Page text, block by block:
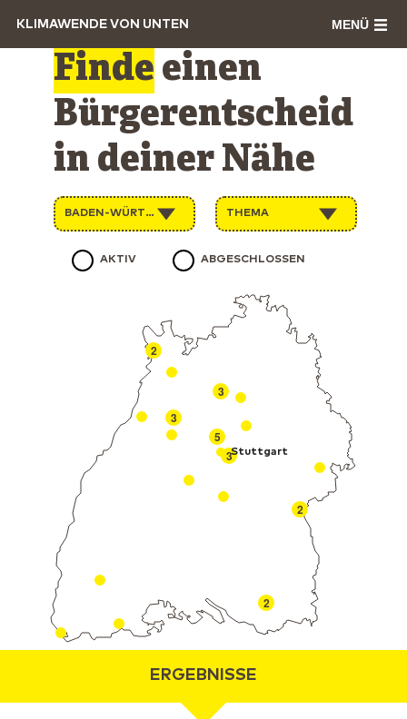
KLIMAWENDE VON UNTEN MENÜ
2
2
2
3
3
5
3Stuttgart
Finde einen
Bürgerentscheid
in deiner Nähe
BADEN-WÜRTTEMBERG THEMA
AKTIV ABGESCHLOSSEN
ERGEBNISSE